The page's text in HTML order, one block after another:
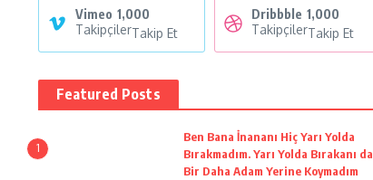
Vimeo 1,000
TakipçilerTakip Et
Dribbble 1,000
TakipçilerTakip Et
Featured Posts
1
Ben Bana İnananı Hiç Yarı Yolda
Bırakmadım. Yarı Yolda Bırakanı da
Bir Daha Adam Yerine Koymadım